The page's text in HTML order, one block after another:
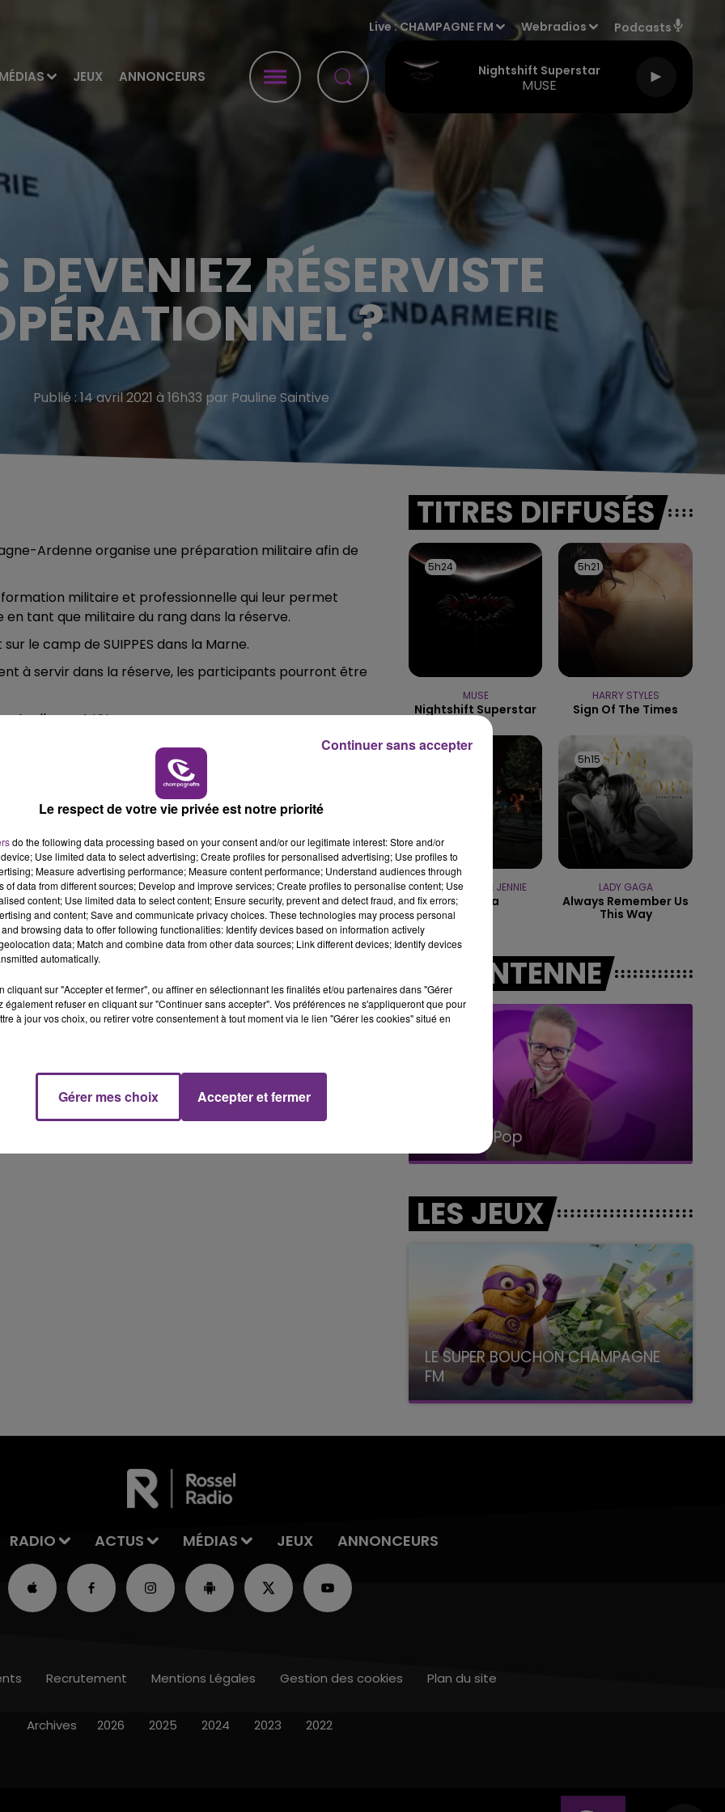
MÉDIAS JEUX ANNONCEURS
Live :CHAMPAGNE FM Webradios Podcasts
Nightshift Superstar
MUSE
10h00 - 14h00
LE TICKET DE CAISSE
RÉSERVISTE
?
Publié : 14 avril 2021 à 16h33 par Pauline Saintive
Ardenne organise une préparation militaire afin de
formation militaire et professionnelle qui leur permet
tant que militaire du rang dans la réserve.
le camp de SUIPPES dans la Marne.
à servir dans la réserve, les participants pourront être
actuellementICI.
VENEZ FÊTER CE WEEK-END
L'ANNIVERSAIRE DE WOINIC
Ce samedi 8 août sera un grand jour :
l'anniversaire du plus gros sanglier du monde.
Une fête est donc organisée et vous êtes tous
TITRES DIFFUSÉS
5h24
5h24
MUSE
Nightshift Superstar
5h21
5h21
HARRY STYLES
Sign Of The Times
TAME IMPALA & JENNIE
Dracula
5h15
5h15
LADY GAGA
Always Remember Us
This Way
A L'ANTENNE
10h00 - 14h00 14h00 - 15h00
La Radio Pop
LES JEUX
LE SUPER BOUCHON CHAMPAGNE
FM
avec La Famille Champagne FM, à 8H10
RADIO ACTUS MÉDIAS JEUX ANNONCEURS
Recrutement Mentions Légales Gestion des cookies Plan du site
Archives 2026 2025 2024 2023 2022
Le respect de votre vie privée est notre priorité
do the following data processing based on your consent and/or our legitimate interest: Store and/or
Use limited data to select advertising; Create profiles for personalised advertising; Use profiles to
Measure advertising performance; Measure content performance; Understand audiences through
of data from different sources; Develop and improve services; Create profiles to personalise content; Use
content; Use limited data to select content; Ensure security, prevent and detect fraud, and fix errors;
and content; Save and communicate privacy choices. These technologies may process personal
browsing data to offer following functionalities: Identify devices based on information actively
data; Match and combine data from other data sources; Link different devices; Identify devices
automatically.
cliquant sur "Accepter et fermer", ou affiner en sélectionnant les finalités et/ou partenaires dans "Gérer
également refuser en cliquant sur "Continuer sans accepter". Vos préférences ne s'appliqueront que pour
à jour vos choix, ou retirer votre consentement à tout moment via le lien "Gérer les cookies" situé en
Gérer mes choix Accepter et fermer
Continuer sans accepter